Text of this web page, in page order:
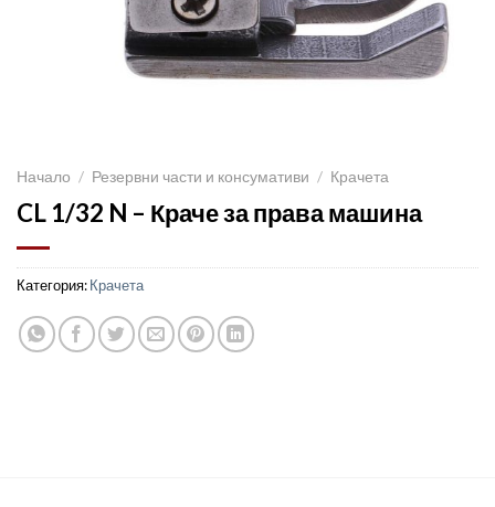
Начало / Резервни части и консумативи / Крачета
CL 1/32 N – Краче за права машина
Категория:Крачета